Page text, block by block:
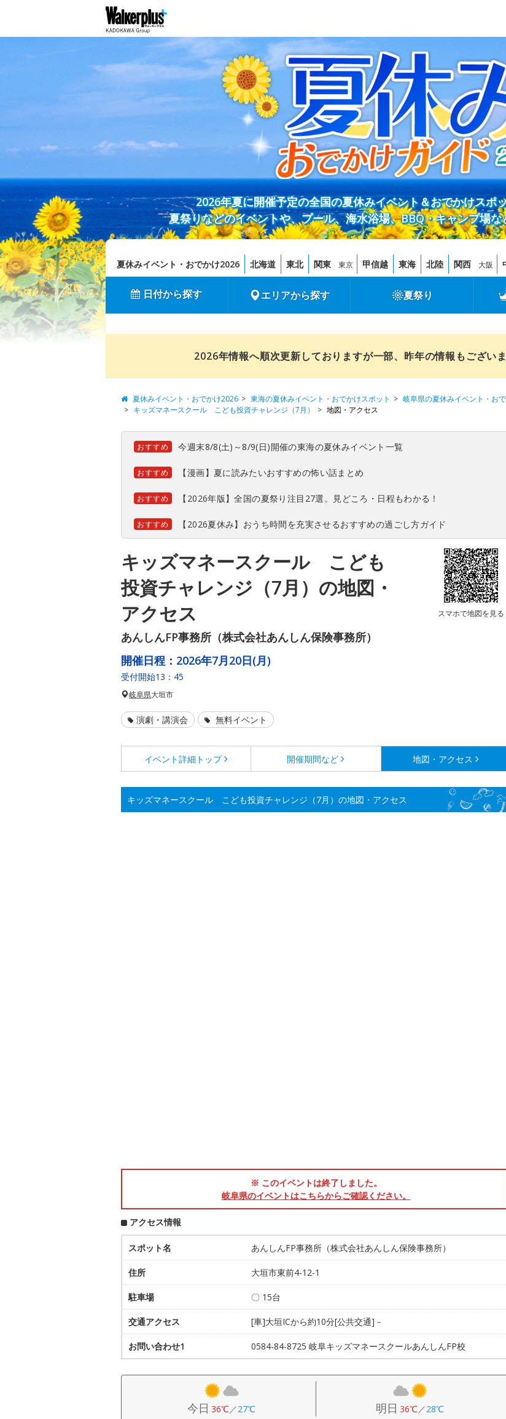
2026年夏に開催予定の全国の夏休みイベント＆おでかけスポ
夏祭りなどのイベントや、プール、海水浴場、BBQ・キャンプ場
夏休みイベント・おでかけ2026 北海道 東北 関東 東京 甲信越 東海 北陸 関西 大阪
日付から探す エリアから探す 夏祭り
2026年情報へ順次更新しておりますが一部、昨年の情報もござい
夏休みイベント・おでかけ2026 東海の夏休みイベント・おでかけスポット 岐阜県の夏休みイベント・お
キッズマネースクール こども投資チャレンジ（7月）
地図・アクセス
おすすめ 今週末8/8(土)～8/9(日)開催の東海の夏休みイベント一覧
おすすめ 【漫画】夏に読みたいおすすめの怖い話まとめ
おすすめ 【2026年版】全国の夏祭り注目27選。見どころ・日程もわかる！
おすすめ 【2026夏休み】おうち時間を充実させるおすすめの過ごし方ガイド
キッズマネースクール こども
投資チャレンジ（7月）の地図・
アクセス
あんしんFP事務所（株式会社あんしん保険事務所）
スマホで地図を見る
開催日程： 2026年7月20日(月)
受付開始13：45
岐阜県大垣市
演劇・講演会 無料イベント
イベント詳細 トップ 開催期間など 地図・アクセス
キッズマネースクール こども投資チャレンジ（7月）の地図・アクセス
※ このイベントは終了しました。
岐阜県のイベントはこちらからご確認ください。
アクセス情報
スポット名 あんしんFP事務所（株式会社あんしん保険事務所）
住所 大垣市東前4-12-1
駐車場 〇 15台
交通アクセス [車]大垣ICから約10分[公共交通]－
お問い合わせ1 0584-84-8725 岐阜キッズマネースクールあんしんFP校
今日 36℃／27℃ 明日 36℃／28℃